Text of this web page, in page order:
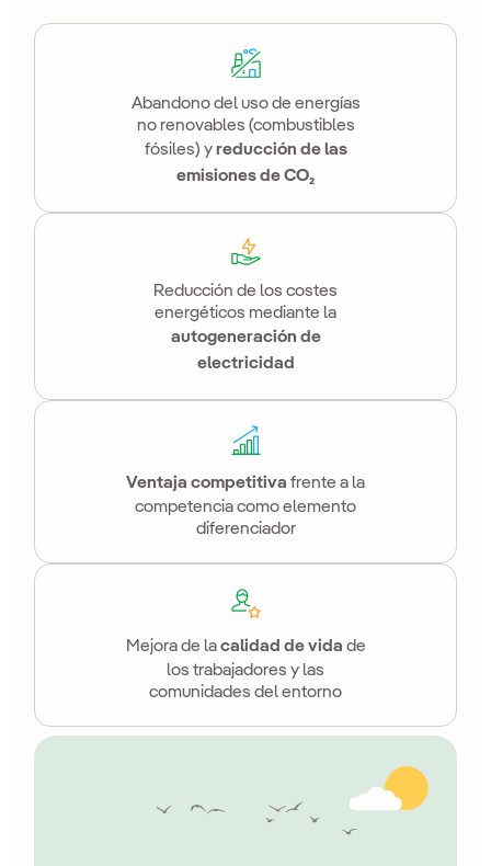
Abandono del uso de energías
no renovables (combustibles
fósiles) yreducción de las
emisiones de CO₂
Reducción de los costes
energéticos mediante la
autogeneración de
electricidad
Ventaja competitiva frente a la
competencia como elemento
diferenciador
Mejora de lacalidad de vida de
los trabajadores y las
comunidades del entorno